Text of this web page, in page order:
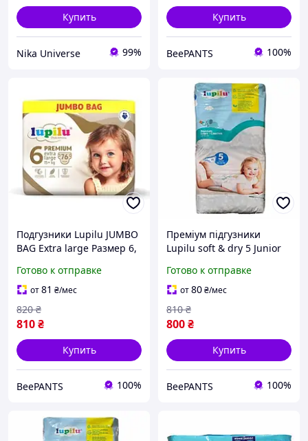
Купить
Nika Universe 99%
Купить
BeePANTS 100%
Подгузники Lupilu JUMBO
BAG Extra large Размер 6,
Готово к отправке
от81 ₴/мес
810₴
820 ₴
Купить
BeePANTS 100%
Преміум підгузники
Lupilu soft & dry 5 Junior
Готово к отправке
от80₴/мес
800₴
810 ₴
Купить
BeePANTS 100%